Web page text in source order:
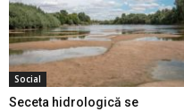
Social
Seceta hidrologică se